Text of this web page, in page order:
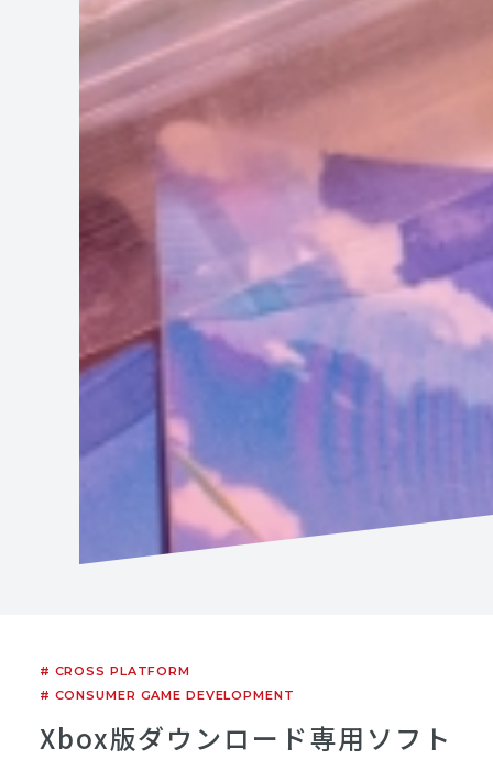
# CROSS PLATFORM
# CONSUMER GAME DEVELOPMENT
Xbox版ダウンロード専用ソフト